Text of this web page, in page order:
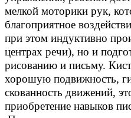
мелкой моторики рук,
благоприятное
при этом индуктивно
центрах речи), но и
рисованию и письму.
хорошую подвижность,
скованность движений,
приобретение навыков